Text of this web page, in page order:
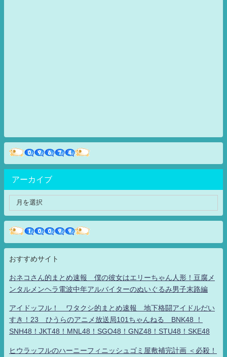
アーカイブ
おすすめサイト
おネコさん的まとめ速報 僕の彼女はエリーちゃん人形！豆腐メ
ンタルメンヘラ電波中年アルバイターのぬいぐるみ男子末路編
アイドッフル！ ワタクシ的まとめ速報 地下格闘アイドルだい
すき！23 ひうらのアニメ放送局101ちゃんねる BNK48 ！
SNH48！JKT48！MNL48！SGO48！GNZ48！STU48！SKE48
ヒウラッフルのハーニーフィニッシュゴミ屋敷補完計画 ＜必殺！